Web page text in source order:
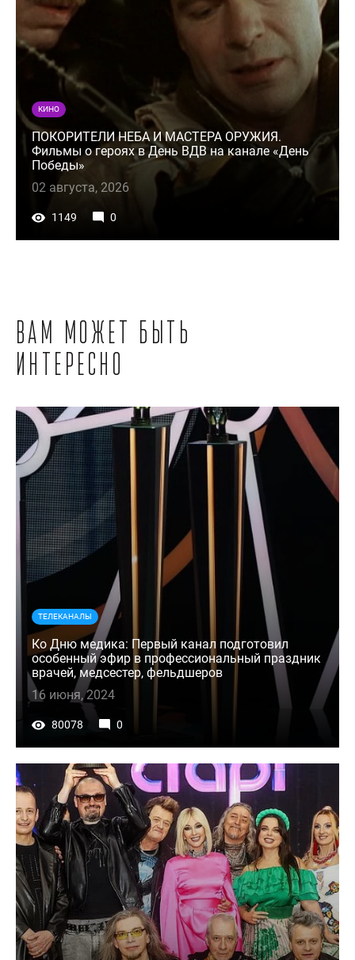
КИНО
ПОКОРИТЕЛИ НЕБА И МАСТЕРА ОРУЖИЯ.
Фильмы о героях в День ВДВ на канале «День
Победы»
02 августа, 2026
1149 0
Вам может быть
интересно
ТЕЛЕКАНАЛЫ
Ко Дню медика: Первый канал подготовил
особенный эфир в профессиональный праздник
врачей, медсестер, фельдшеров
16 июня, 2024
80078 0